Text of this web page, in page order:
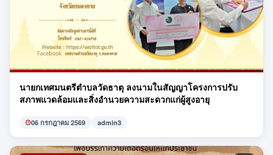
นายกเทศมนตรีตำบลวัดธาตุ ลงนามในสัญญาโครงการปรับ
สภาพแวดล้อมและสิ่งอำนวยความสะดวกแก่ผู้สูงอายุ
06 กรกฎาคม 2569 admin3